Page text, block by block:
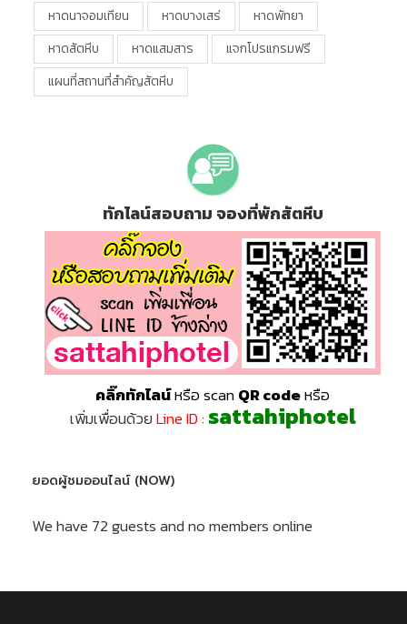
หาดนาจอมเทียน
หาดบางเสร่
หาดพัทยา
หาดสัตหีบ
หาดแสมสาร
แจกโปรแกรมฟรี
แผนที่สถานที่สำคัญสัตหีบ
ทักไลน์สอบถาม จองที่พักสัตหีบ
คลิ๊กทักไลน์หรือ scanQR codeหรือ
เพิ่มเพื่อนด้วยLine ID : sattahiphotel
ยอดผู้ชมออนไลน์ (NOW)
We have 72 guests and no members online